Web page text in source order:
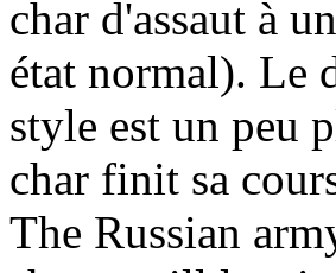
char d'assaut à
état normal). Le
style est un peu
char finit sa
The Russian